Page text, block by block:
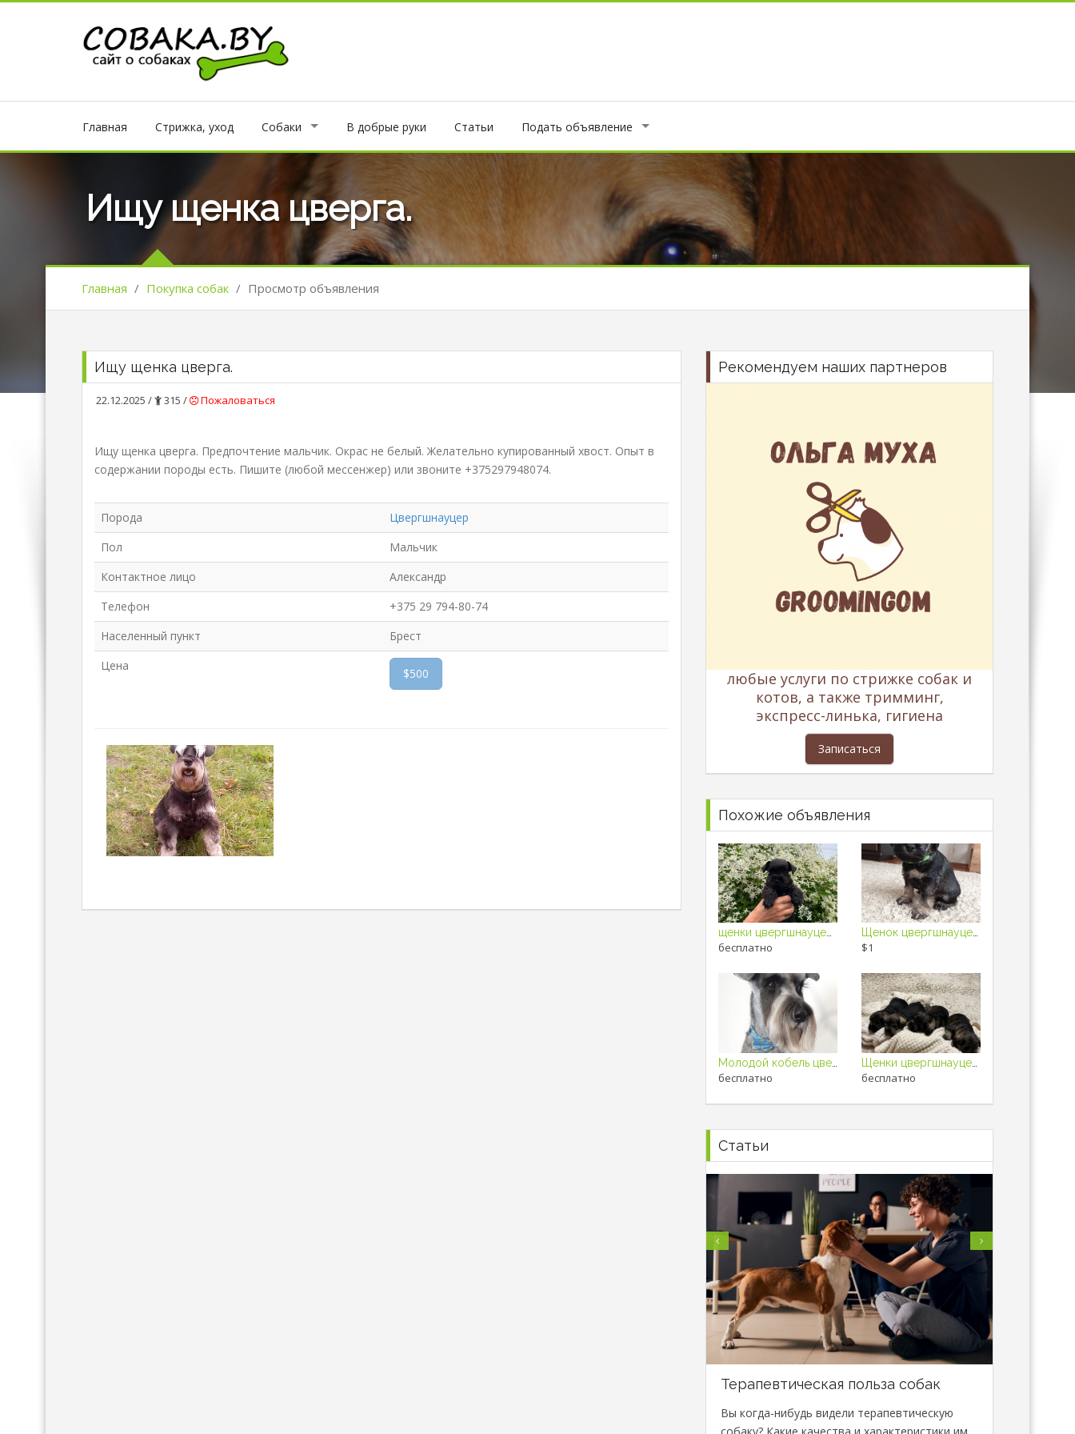
Главная Стрижка, уход Собаки В добрые руки Статьи Подать объявление
Ищу щенка цверга.
Главная / Покупка собак / Просмотр объявления
Ищу щенка цверга.
22.12.2025 / 315 / Пожаловаться
Ищу щенка цверга. Предпочтение мальчик. Окрас не белый. Желательно купированный хвост. Опыт в
содержании породы есть. Пишите (любой мессенжер) или звоните +375297948074.
Порода
Цвергшнауцер
Пол
Мальчик
Контактное лицо
Александр
Телефон
+375 29 794-80-74
Населенный пункт
Брест
Цена
$500
Рекомендуем наших партнеров
любые услуги по стрижке собак и
котов, а также тримминг,
экспресс-линька, гигиена
Записаться
Похожие объявления
бесплатно $1
бесплатно бесплатно
Статьи
Терапевтическая польза собак
Вы когда-нибудь видели терапевтическую